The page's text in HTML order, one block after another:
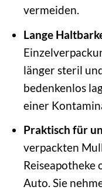
vermeiden.
Lange
länger steril
bedenkenlos
einer
Praktisch für
verpackten
Auto. Sie